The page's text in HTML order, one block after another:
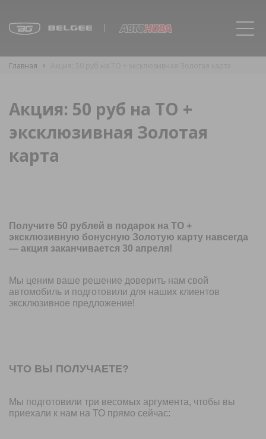
Главная
Акция: 50 руб на ТО +
эксклюзивная Золотая
карта
Получите 50 рублей в подарок на ТО +
эксклюзивную бонусную Золотую карту навсегда
— акция заканчивается 30 апреля!
Мы ценим ваше решение доверить нам свой
автомобиль и подготовили для наших клиентов
эксклюзивное предложение!
ЧТО ВЫ ПОЛУЧАЕТЕ?
Мы подготовили три весомых аргумента, чтобы вы
приехали к нам на ТО прямо сейчас: